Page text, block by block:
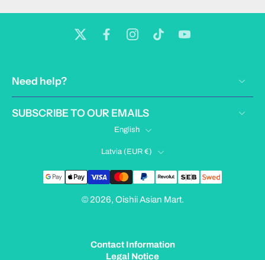
Need help?
SUBSCRIBE TO OUR EMAILS
English
Latvia ‎(EUR €)‎
© 2026, Oishii Asian Mart.
Contact Information
Legal Notice